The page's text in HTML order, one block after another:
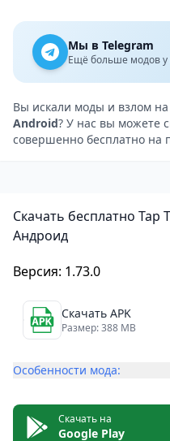
ощущение нахождения
подводном мире.
Звуковое
высоком уровне.
элементы эмбиента и
атмосферу спокойствия
Особенности
Одной из главных
возможность создавать
из множества
также настраивать
заданий, которая
симуляция подводного
Мы в Telegram
Ещё больше модов у
Вы искали моды и взлом на
Android? У нас вы можете
совершенно бесплатно на
Скачать бесплатно Tap
Андроид
Версия: 1.73.0
Скачать APK
Размер: 388 MB
Особенности мода:
Скачать на
Google Play